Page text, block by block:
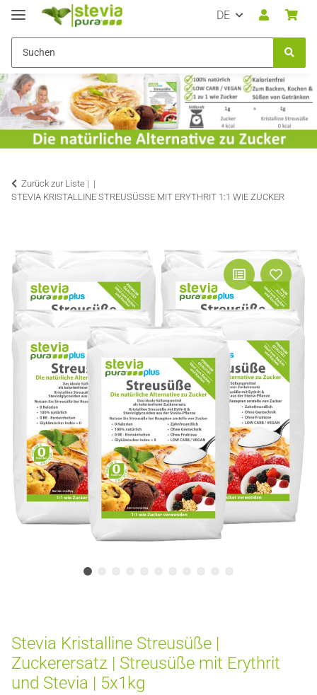
DE
Zurück zur Liste |
STEVIA KRISTALLINE STREUSÜSSE MIT ERYTHRIT 1:1 WIE ZUCKER
Stevia Kristalline Streusüße |
Zuckerersatz | Streusüße mit Erythrit
und Stevia | 5x1kg